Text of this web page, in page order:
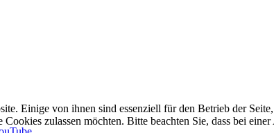
Einige von ihnen sind essenziell für den Betrieb der
Cookies zulassen möchten. Bitte beachten Sie, dass bei